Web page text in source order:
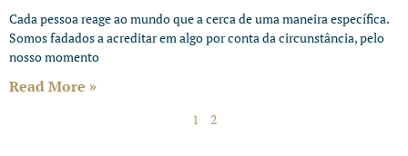
Cada pessoa reage ao mundo que a cerca de uma maneira específica.
Somos fadados a acreditar em algo por conta da circunstância, pelo
nosso momento
Read More »
1 2